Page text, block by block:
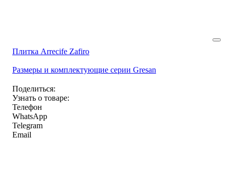
Плитка Arrecife Zafiro
Размеры и комплектующие серии Gresan
Поделиться:
Узнать о товаре:
Телефон
WhatsApp
Telegram
Email